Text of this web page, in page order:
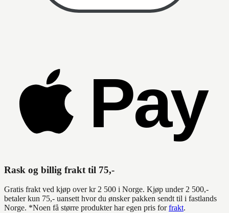
Rask og billig frakt til 75,-
Gratis frakt ved kjøp over kr 2 500 i Norge. Kjøp under 2 500,-
betaler kun 75,- uansett hvor du ønsker pakken sendt til i fastlands
Norge. *Noen få større produkter har egen pris for frakt.